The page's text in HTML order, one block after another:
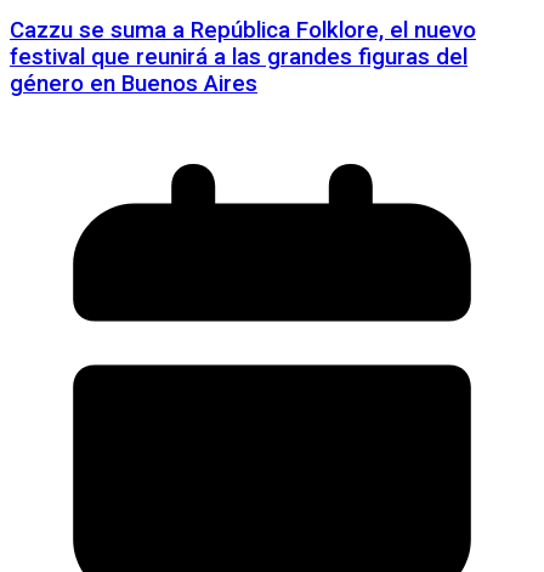
Cazzu se suma a República Folklore, el nuevo
festival que reunirá a las grandes figuras del
género en Buenos Aires